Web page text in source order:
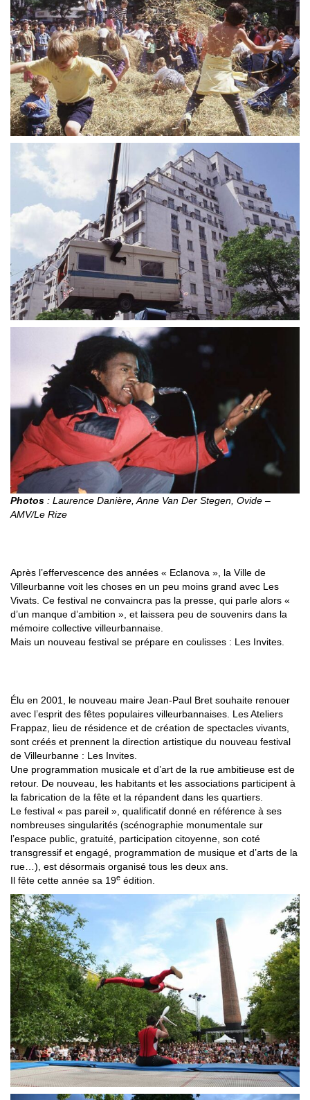
Photos : Laurence Danière, Anne Van Der Stegen, Ovide –
AMV/Le Rize
Après l’effervescence des années « Eclanova », la Ville de
Villeurbanne voit les choses en un peu moins grand avec Les
Vivats. Ce festival ne convaincra pas la presse, qui parle alors «
d’un manque d’ambition », et laissera peu de souvenirs dans la
mémoire collective villeurbannaise.
Mais un nouveau festival se prépare en coulisses : Les Invites.
Élu en 2001, le nouveau maire Jean-Paul Bret souhaite renouer
avec l’esprit des fêtes populaires villeurbannaises. Les Ateliers
Frappaz, lieu de résidence et de création de spectacles vivants,
sont créés et prennent la direction artistique du nouveau festival
de Villeurbanne : Les Invites.
Une programmation musicale et d’art de la rue ambitieuse est de
retour. De nouveau, les habitants et les associations participent à
la fabrication de la fête et la répandent dans les quartiers.
Le festival « pas pareil », qualificatif donné en référence à ses
nombreuses singularités (scénographie monumentale sur
l’espace public, gratuité, participation citoyenne, son coté
transgressif et engagé, programmation de musique et d’arts de la
rue…), est désormais organisé tous les deux ans.
Il fête cette année sa 19e édition.